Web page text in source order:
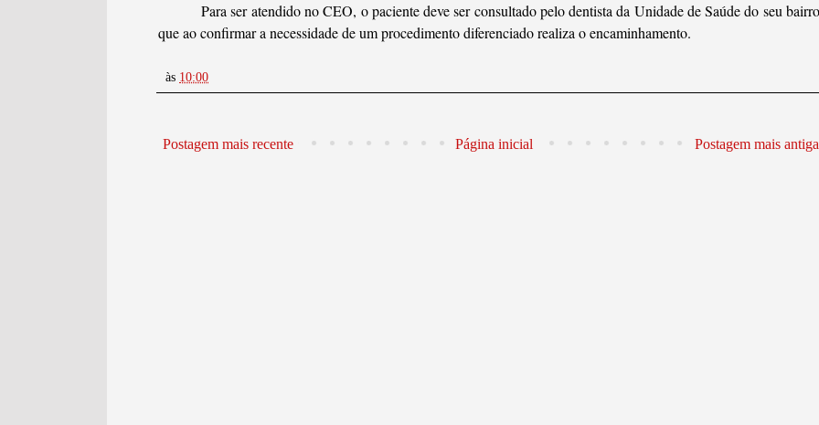
Para ser atendido no CEO, o paciente deve ser consultado pelo dentista da Unidade de Saúde do seu
que ao confirmar a necessidade de um procedimento diferenciado realiza o encaminhamento.
às 10:00
Postagem mais recente Postagem mais antiga
Página inicial